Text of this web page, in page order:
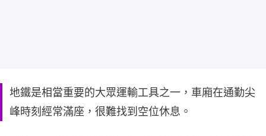
地鐵是相當重要的大眾運輸工具之一，車廂在通勤尖
峰時刻經常滿座，很難找到空位休息。